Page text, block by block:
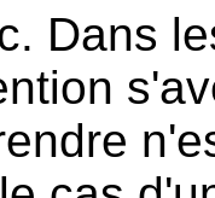
Dans